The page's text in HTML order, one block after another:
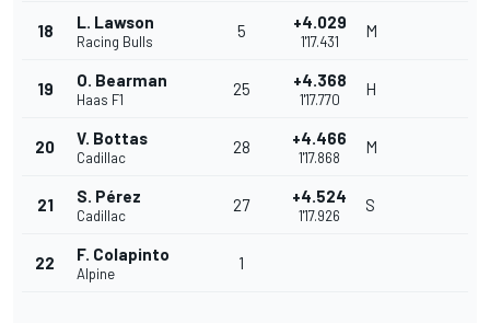
18 L. Lawson
Racing Bulls
5 +4.029
1'17.431
M
19 O. Bearman
Haas F1
25 +4.368
1'17.770
H
20 V. Bottas
Cadillac
28 +4.466
1'17.868
M
21 S. Pérez
Cadillac
27 +4.524
1'17.926
S
22 F. Colapinto
Alpine
1